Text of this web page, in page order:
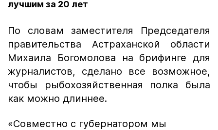
лучшим за 20 лет
По словам заместителя Председателя
правительства Астраханской области
Михаила Богомолова на брифинге для
журналистов, сделано все возможное,
чтобы рыбохозяйственная полка была
как можно длиннее.
«Совместно с губернатором мы